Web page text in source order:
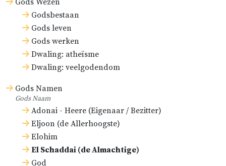
Gods Wezen
Godsbestaan
Gods leven
Gods werken
Dwaling: atheïsme
Dwaling: veelgodendom
Gods Namen
Gods Naam
Adonai - Heere (Eigenaar / Bezitter)
Eljoon (de Allerhoogste)
Elohim
El Schaddai (de Almachtige)
God
‘Die zal zijn die Hij zal zijn’ (vgl.
3:14), en ‘Die is, en Die was, en Die
komen zal’ (